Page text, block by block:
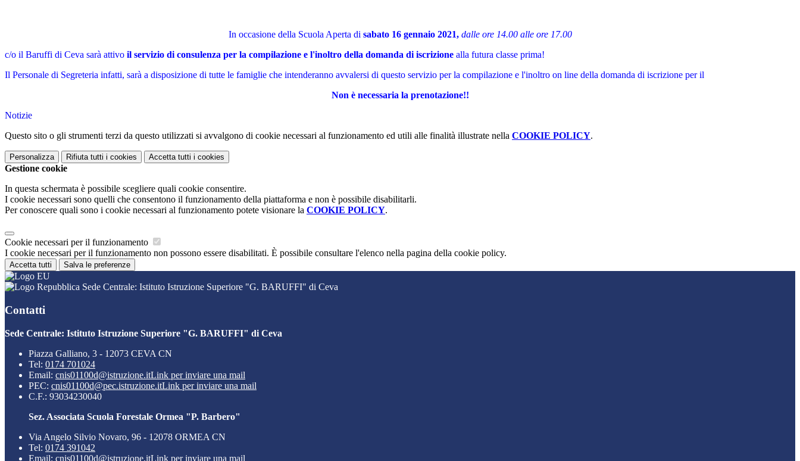
In occasione della Scuola Aperta di sabato 16 gennaio 2021, dalle ore 14.00 alle ore 17.00
c/o il Baruffi di Ceva sarà attivo il servizio di consulenza per la compilazione e l'inoltro della domanda di iscrizione alla futura classe prima!
Il Personale di Segreteria infatti, sarà a disposizione di tutte le famiglie che intenderanno avvalersi di questo servizio per la compilazione e l'inoltro on line della domanda di iscrizione per il
Non è necessaria la prenotazione!!
Notizie
Questo sito o gli strumenti terzi da questo utilizzati si avvalgono di cookie necessari al funzionamento ed utili alle finalità illustrate nella COOKIE POLICY.
Personalizza Rifiuta tutti i cookies Accetta tutti i cookies
Gestione cookie
In questa schermata è possibile scegliere quali cookie consentire.
I cookie necessari sono quelli che consentono il funzionamento della piattaforma e non è possibile disabilitarli.
Per conoscere quali sono i cookie necessari al funzionamento potete visionare la COOKIE POLICY.
Cookie necessari per il funzionamento
I cookie necessari per il funzionamento non possono essere disabilitati. È possibile consultare l'elenco nella pagina della cookie policy.
Accetta tutti Salva le preferenze
Sede Centrale: Istituto Istruzione Superiore "G. BARUFFI" di Ceva
Contatti
Sede Centrale: Istituto Istruzione Superiore "G. BARUFFI" di Ceva
Piazza Galliano, 3 - 12073 CEVA CN
Tel: 0174 701024
Email: cnis01100d@istruzione.itLink per inviare una mail
PEC: cnis01100d@pec.istruzione.itLink per inviare una mail
C.F.: 93034230040
Sez. Associata Scuola Forestale Ormea "P. Barbero"
Via Angelo Silvio Novaro, 96 - 12078 ORMEA CN
Tel: 0174 391042
Email: cnis01100d@istruzione.itLink per inviare una mail